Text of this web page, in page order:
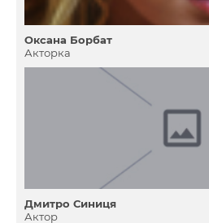
Оксана Борбат
Акторка
Дмитро Синиця
Актор